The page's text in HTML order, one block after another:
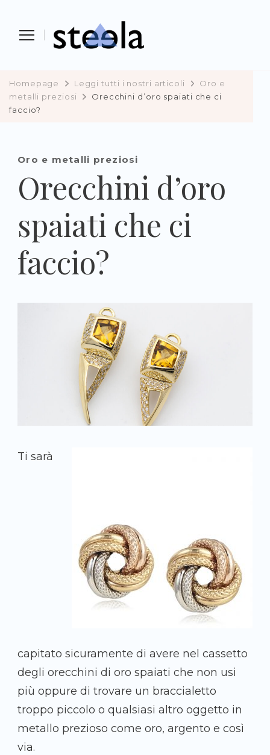
Homepage Leggi tutti i nostri articoli
Oro e
metalli preziosi
Orecchini d’oro spaiati che ci
faccio?
Oro e metalli preziosi
Orecchini d’oro
spaiati che ci
faccio?
Ti sarà
capitato sicuramente di avere nel cassetto
degli orecchini di oro spaiati che non usi
più oppure di trovare un braccialetto
troppo piccolo o qualsiasi altro oggetto in
metallo prezioso come oro, argento e così
via.